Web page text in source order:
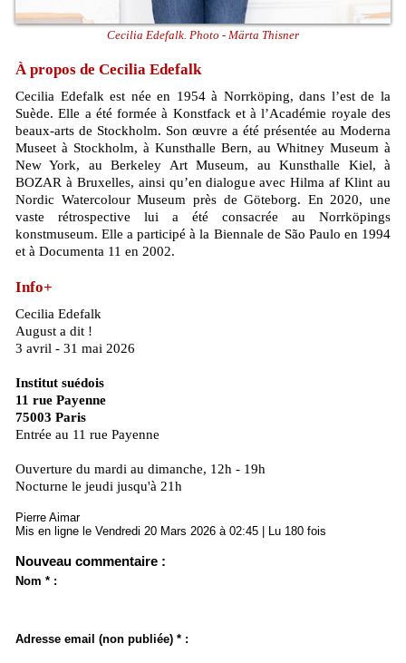
Cecilia Edefalk. Photo - Märta Thisner
À propos de Cecilia Edefalk
Cecilia Edefalk est née en 1954 à Norrköping, dans l’est de la
Suède. Elle a été formée à Konstfack et à l’Académie royale des
beaux-arts de Stockholm. Son œuvre a été présentée au Moderna
Museet à Stockholm, à Kunsthalle Bern, au Whitney Museum à
New York, au Berkeley Art Museum, au Kunsthalle Kiel, à
BOZAR à Bruxelles, ainsi qu’en dialogue avec Hilma af Klint au
Nordic Watercolour Museum près de Göteborg. En 2020, une
vaste rétrospective lui a été consacrée au Norrköpings
konstmuseum. Elle a participé à la Biennale de São Paulo en 1994
et à Documenta 11 en 2002.
Info+
Cecilia Edefalk
August a dit !
3 avril - 31 mai 2026
Institut suédois
11 rue Payenne
75003 Paris
Entrée au 11 rue Payenne
Ouverture du mardi au dimanche, 12h - 19h
Nocturne le jeudi jusqu'à 21h
Pierre Aimar
Mis en ligne le Vendredi 20 Mars 2026 à 02:45 | Lu 180 fois
Nouveau commentaire :
Nom * :
Adresse email (non publiée) * :